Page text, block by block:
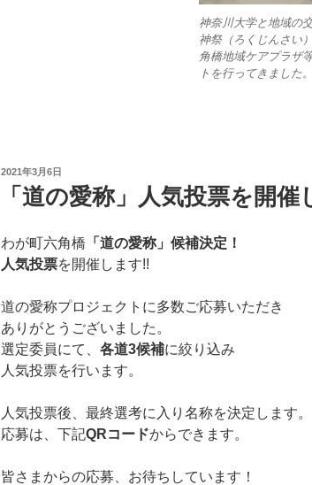
神奈川大学と地域の
神祭（ろくじんさい
角橋地域ケアプラザ
トを行ってきました。
投
日:
2021年3月6日
「道の愛称」人気投票を開催
わが町六角橋 「道の愛称」候補決定！
人気投票を開催します!!
道の愛称プロジェクトに多数ご応募いただき
ありがとうございました。
選定委員にて、 各道3候補に絞り込み
人気投票を行います。
人気投票後、最終選考に入り名称を決定します。
応募は、下記QRコードからできます。
皆さまからの応募、お待ちしています！